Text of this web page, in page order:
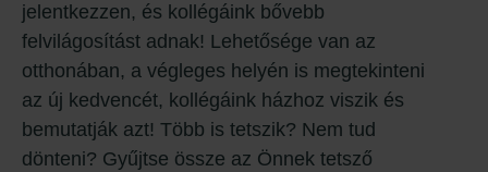
jelentkezzen, és kollégáink bővebb
felvilágosítást adnak! Lehetősége van az
otthonában, a végleges helyén is megtekinteni
az új kedvencét, kollégáink házhoz viszik és
bemutatják azt! Több is tetszik? Nem tud
dönteni? Gyűjtse össze az Önnek tetsző